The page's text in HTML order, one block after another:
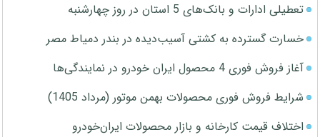
تعطیلی ادارات و بانک‌های 5 استان در روز چهارشنبه
خسارت گسترده به کشتی آسیب‌دیده در بندر دمیاط مصر
آغاز فروش فوری 4 محصول ایران خودرو در نمایندگی‌ها
شرایط فروش فوری محصولات بهمن موتور (مرداد 1405)
اختلاف قیمت کارخانه و بازار محصولات ایران‌خودرو